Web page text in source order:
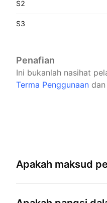
S2
S3
Penafian
Ini bukanlah nasihat
Terma Penggunaan
Apakah maksud